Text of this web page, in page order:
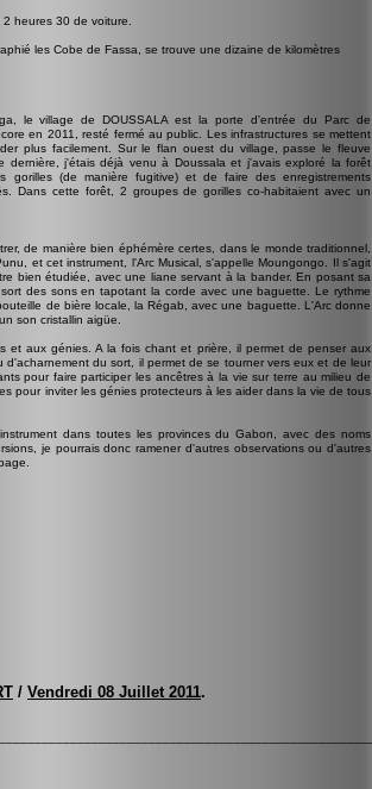
heures 30 de voiture.
les Cobe de Fassa, se trouve une dizaine de kilomètres
le village de DOUSSALA est la porte d'entrée du Parc de
en 2011, resté fermé au public. Les infrastructures se mettent
plus facilement. Sur le flan ouest du village, passe le fleuve
dernière, j'étais déjà venu à Doussala et j'avais exploré la forêt
(de manière fugitive) et de faire des enregistrements
Dans cette forêt, 2 groupes de gorilles co-habitaient avec un
de manière bien éphémère certes, dans le monde traditionnel,
et cet instrument, l'Arc Musical, s'appelle Moungongo. Il s'agit
bien étudiée, avec une liane servant à la bander. En posant sa
des sons en tapotant la corde avec une baguette. Le rythme
de bière locale, la Régab, avec une baguette. L'Arc donne
son cristallin aigüe.
et aux génies. A la fois chant et prière, il permet de penser aux
du sort, il permet de se tourner vers eux et de leur
pour faire participer les ancêtres à la vie sur terre au milieu de
pour inviter les génies protecteurs à les aider dans la vie de tous
dans toutes les provinces du Gabon, avec des noms
je pourrais donc ramener d'autres observations ou d'autres
/ Vendredi 08 Juillet 2011.